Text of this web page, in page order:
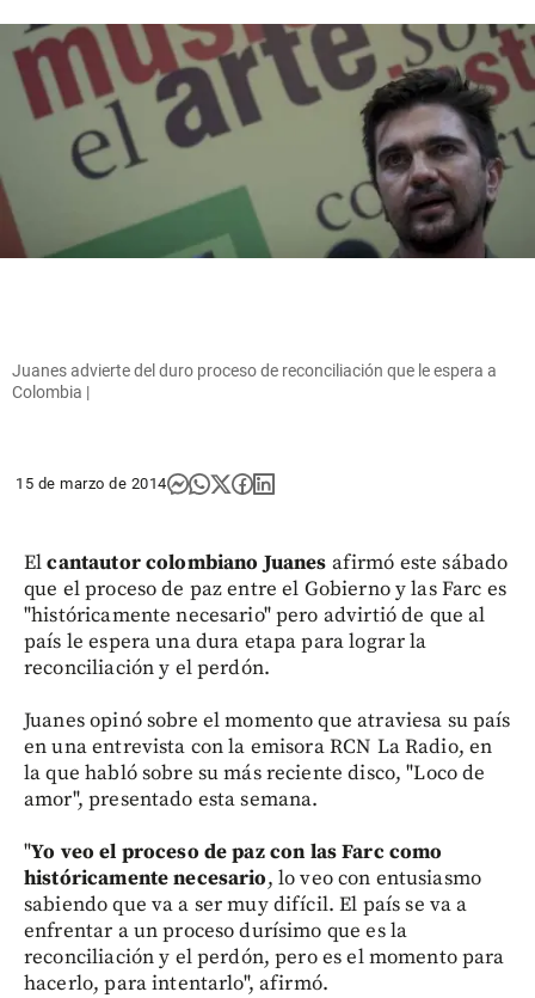
Juanes advierte del duro proceso de reconciliación que le espera a
Colombia |
15 de marzo de 2014
Elcantautor colombiano Juanes afirmó este sábado
que el proceso de paz entre el Gobierno y las Farc es
"históricamente necesario" pero advirtió de que al
país le espera una dura etapa para lograr la
reconciliación y el perdón.
Juanes opinó sobre el momento que atraviesa su país
en una entrevista con la emisora RCN La Radio, en
la que habló sobre su más reciente disco, "Loco de
amor", presentado esta semana.
"Yo veo el proceso de paz con las Farc como
históricamente necesario, lo veo con entusiasmo
sabiendo que va a ser muy difícil. El país se va a
enfrentar a un proceso durísimo que es la
reconciliación y el perdón, pero es el momento para
hacerlo, para intentarlo", afirmó.